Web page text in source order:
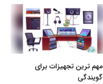
مهم ترین تجهیزات برای
گویندگی